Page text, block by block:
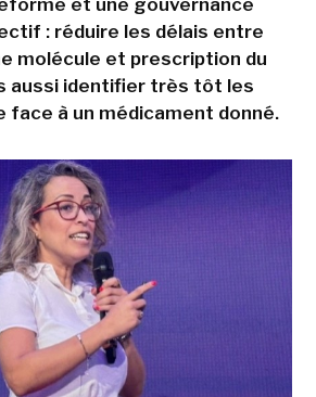
et une gouvernance
: réduire les délais entre
molécule et prescription du
aussi identifier très tôt les
face à un médicament donné.